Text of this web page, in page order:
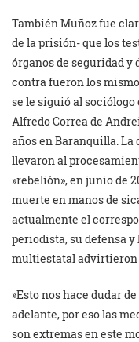
También Muñoz fue
de la prisión- que los
órganos de seguridad
contra fueron los
se le siguió al
Alfredo Correa de
años en Baranquilla.
llevaron al
»rebelión», en junio de
muerte en manos de
actualmente el
periodista, su defensa
multiestatal advirtieron
»Esto nos hace dudar
adelante, por eso las
son extremas en este